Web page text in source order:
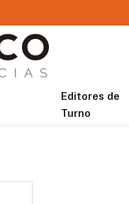
Editores de
Turno